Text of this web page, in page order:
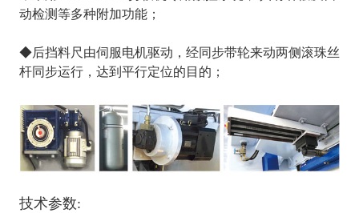
动检测等多种附加功能；
◆后挡料尺由伺服电机驱动，经同步带轮来动两侧滚珠丝
杆同步运行，达到平行定位的目的；
技术参数: